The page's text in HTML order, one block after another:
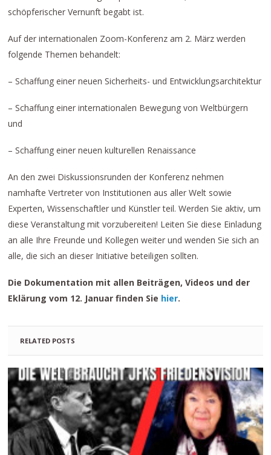
schöpferischer Vernunft begabt ist.
Auf der internationalen Zoom-Konferenz am 2. März werden
folgende Themen behandelt:
– Schaffung einer neuen Sicherheits- und Entwicklungsarchitektur
– Schaffung einer internationalen Bewegung von Weltbürgern
und
– Schaffung einer neuen kulturellen Renaissance
An den zwei Diskussionsrunden der Konferenz nehmen
namhafte Vertreter von Institutionen aus aller Welt sowie
Experten, Wissenschaftler und Künstler teil. Werden Sie aktiv, um
diese Veranstaltung mit vorzubereiten! Leiten Sie diese Einladung
an alle Ihre Freunde und Kollegen weiter und wenden Sie sich an
alle, die sich an dieser Initiative beteiligen sollten.
Die Dokumentation mit allen Beiträgen, Videos und der
Eklärung vom 12. Januar finden Sie hier.
RELATED POSTS